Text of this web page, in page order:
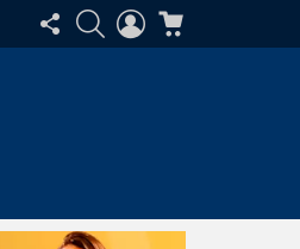
SIGA-
NOS
PESQUISAR
ENTRAR